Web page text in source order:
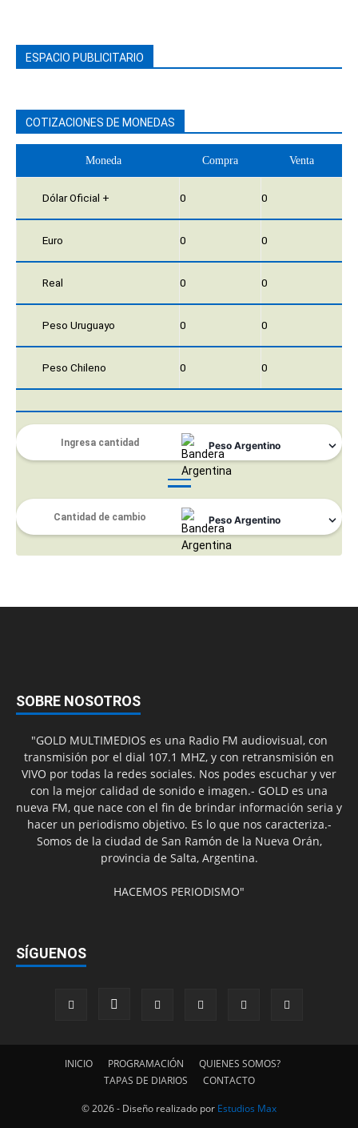
ESPACIO PUBLICITARIO
COTIZACIONES DE MONEDAS
Moneda Compra Venta
Dólar Oficial + 0 0
Euro 0 0
Real 0 0
Peso Uruguayo 0 0
Peso Chileno 0 0
SOBRE NOSOTROS
"GOLD MULTIMEDIOS es una Radio FM audiovisual, con
transmisión por el dial 107.1 MHZ, y con retransmisión en
VIVO por todas la redes sociales. Nos podes escuchar y ver
con la mejor calidad de sonido e imagen.- GOLD es una
nueva FM, que nace con el fin de brindar información seria y
hacer un periodismo objetivo. Es lo que nos caracteriza.-
Somos de la ciudad de San Ramón de la Nueva Orán,
provincia de Salta, Argentina.
HACEMOS PERIODISMO"
SÍGUENOS
INICIO PROGRAMACIÓN
QUIENES SOMOS?
TAPAS DE DIARIOS
CONTACTO
© 2026 - Diseño realizado por Estudios Max